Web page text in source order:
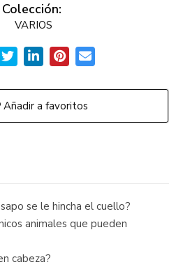
Colección:
VARIOS
Añadir a favoritos
se le hincha el cuello?
animales que pueden
cabeza?